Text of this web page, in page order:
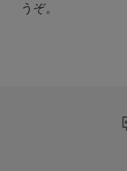
うぞ。